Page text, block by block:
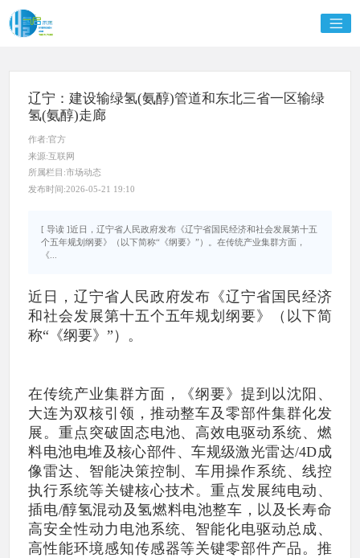
辽宁：建设输绿氢(氨醇)管道和东北三省一区输绿
氢(氨醇)走廊
作者:官方
来源:互联网
所属栏目:市场动态
发布时间:2026-05-21 19:10
[ 导读 ]近日，辽宁省人民政府发布《辽宁省国民经济和社会发展第十五
个五年规划纲要》（以下简称“《纲要》”）。在传统产业集群方面，
《...
近日，辽宁省人民政府发布《辽宁省国民经济
和社会发展第十五个五年规划纲要》（以下简
称“《纲要》”）。
在传统产业集群方面，《纲要》提到以沈阳、
大连为双核引领，推动整车及零部件集群化发
展。重点突破固态电池、高效电驱动系统、燃
料电池电堆及核心部件、车规级激光雷达/4D成
像雷达、智能决策控制、车用操作系统、线控
执行系统等关键核心技术。重点发展纯电动、
插电/醇氢混动及氢燃料电池整车，以及长寿命
高安全性动力电池系统、智能化电驱动总成、
高性能环境感知传感器等关键零部件产品。推